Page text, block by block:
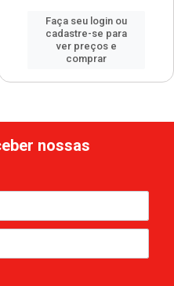
Faça seu login ou
cadastre-se para
ver preços e
comprar
nossas